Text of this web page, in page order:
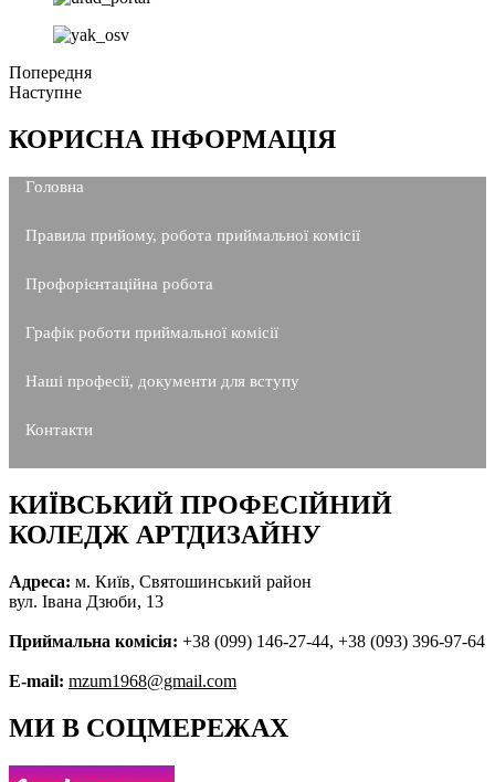
Попередня
Наступне
КОРИСНА ІНФОРМАЦІЯ
Головна
Правила прийому, робота приймальної комісії
Профорієнтаційна робота
Графік роботи приймальної комісії
Наші професії, документи для вступу
Контакти
КИЇВСЬКИЙ ПРОФЕСІЙНИЙ
КОЛЕДЖ АРТДИЗАЙНУ
Адреса: м. Київ, Святошинський район
вул. Івана Дзюби, 13
Приймальна комісія: +38 (099) 146-27-44, +38 (093) 396-97-64
E-mail: mzum1968@gmail.com
МИ В СОЦМЕРЕЖАХ